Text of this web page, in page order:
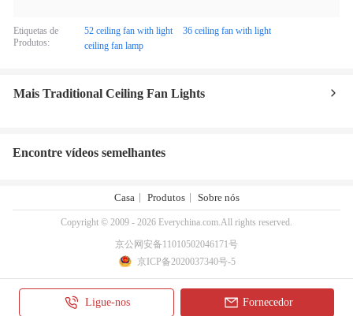
Etiquetas de
Produtos:
52 ceiling fan with light
36 ceiling fan with light
ceiling fan lamp
Mais Traditional Ceiling Fan Lights
Encontre vídeos semelhantes
Ligue-nos Fornecedor
Casa Produtos Sobre nós
Copyright © 2009 - 2026 Everychina.com.All rights reserved.
京公网安备11010502046171号
京ICP备2020037340号-5